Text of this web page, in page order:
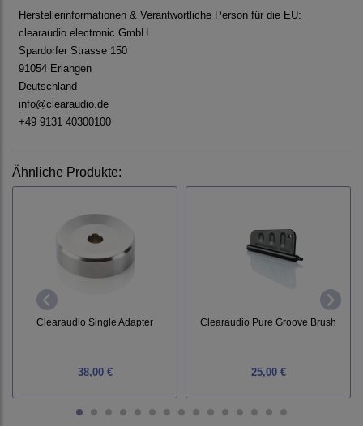
Herstellerinformationen & Verantwortliche Person für die EU:
clearaudio electronic GmbH
Spardorfer Strasse 150
91054 Erlangen
Deutschland
info@clearaudio.de
+49 9131 40300100
Ähnliche Produkte:
Clearaudio Single Adapter
38,00 €
Clearaudio Pure Groove Brush
25,00 €